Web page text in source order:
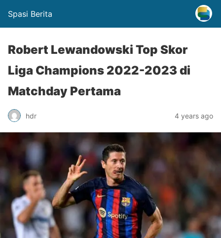
Spasi Berita
Robert Lewandowski Top Skor
Liga Champions 2022-2023 di
Matchday Pertama
hdr 4 years ago